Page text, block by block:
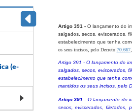
(e-
Artigo 391 -O lançamento do
salgados, secos, eviscerados,
estabelecimento que tenha
os seus incisos, pelo Decreto 70.667
Artigo 391 - O lançamento do
salgados, secos, eviscerados,
estabelecimento que tenha
mantidos os seus incisos, pelo
Artigo 391- O lançamento do
secos, eviscerados, filetados,